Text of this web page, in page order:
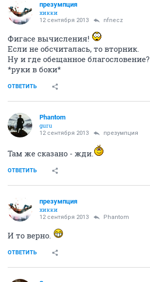
презумпция
хикки
12 сентября 2013 nfnecz
Фигасе вычисления!
Если не обсчиталась, то вторник.
Ну и где обещанное благословение?
*руки в боки*
ОТВЕТИТЬ
Phantom
guru
12 сентября 2013 презумпция
Там же сказано - жди.
ОТВЕТИТЬ
презумпция
хикки
12 сентября 2013 Phantom
И то верно.
ОТВЕТИТЬ